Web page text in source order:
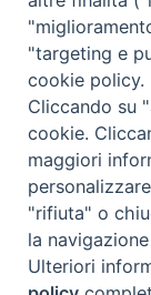
Contatti
"targeting e
cookie policy.
Cliccando su
cookie.
maggiori
"rifiuta" o
la
Ulteriori